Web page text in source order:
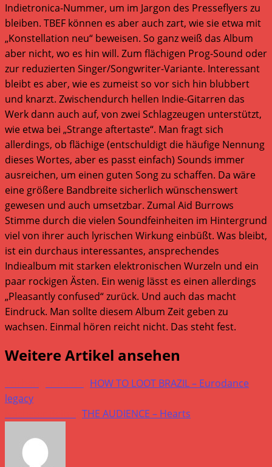
Indietronica-Nummer, um im Jargon des Presseflyers zu
bleiben. TBEF können es aber auch zart, wie sie etwa mit
„Konstellation neu“ beweisen. So ganz weiß das Album
aber nicht, wo es hin will. Zum flächigen Prog-Sound oder
zur reduzierten Singer/Songwriter-Variante. Interessant
bleibt es aber, wie es zumeist so vor sich hin blubbert
und knarzt. Zwischendurch hellen Indie-Gitarren das
Werk dann auch auf, von zwei Schlagzeugen unterstützt,
wie etwa bei „Strange aftertaste“. Man fragt sich
allerdings, ob flächige (entschuldigt die häufige Nennung
dieses Wortes, aber es passt einfach) Sounds immer
ausreichen, um einen guten Song zu schaffen. Da wäre
eine größere Bandbreite sicherlich wünschenswert
gewesen und auch umsetzbar. Zumal Aid Burrows
Stimme durch die vielen Soundfeinheiten im Hintergrund
viel von ihrer auch lyrischen Wirkung einbüßt. Was bleibt,
ist ein durchaus interessantes, ansprechendes
Indiealbum mit starken elektronischen Wurzeln und ein
paar rockigen Ästen. Ein wenig lässt es einen allerdings
„Pleasantly confused“ zurück. Und auch das macht
Eindruck. Man sollte diesem Album Zeit geben zu
wachsen. Einmal hören reicht nicht. Das steht fest.
Weitere Artikel ansehen
HOW TO LOOT BRAZIL – Eurodance
legacy
THE AUDIENCE – Hearts